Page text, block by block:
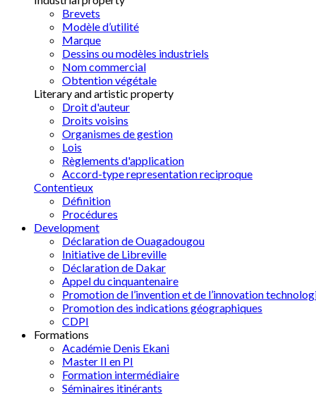
Brevets
Modèle d’utilité
Marque
Dessins ou modèles industriels
Nom commercial
Obtention végétale
Literary and artistic property
Droit d'auteur
Droits voisins
Organismes de gestion
Lois
Règlements d'application
Accord-type representation reciproque
Contentieux
Définition
Procédures
Development
Déclaration de Ouagadougou
Initiative de Libreville
Déclaration de Dakar
Appel du cinquantenaire
Promotion de l’invention et de l’innovation
Promotion des indications géographiques
CDPI
Formations
Académie Denis Ekani
Master II en PI
Formation intermédiaire
Séminaires itinérants